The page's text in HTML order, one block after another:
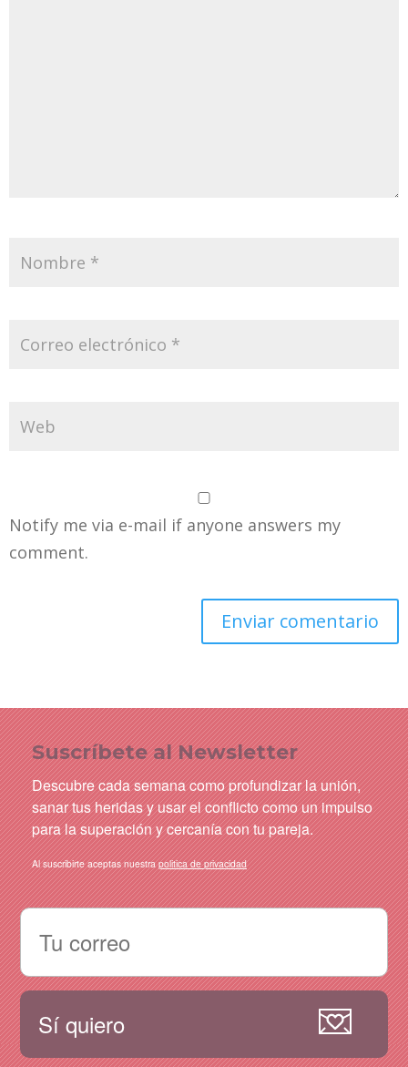
Notify me via e-mail if anyone answers my
comment.
Suscríbete al Newsletter
Descubre cada semana como profundizar la unión,
sanar tus heridas y usar el conflicto como un impulso
para la superación y cercanía con tu pareja.
Al suscribirte aceptas nuestrapolitica de privacidad